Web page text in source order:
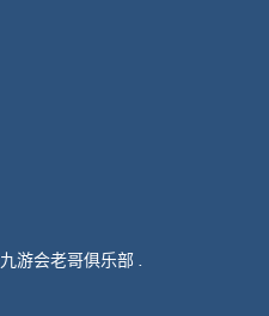
九游会老哥俱乐部 .